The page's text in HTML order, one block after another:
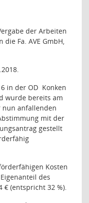
der Arbeiten
die Fa. AVE GmbH,
in der OD Konken
wurde bereits am
nun anfallenden
mit der
gestellt
Kosten
des
€ (entspricht 32 %).